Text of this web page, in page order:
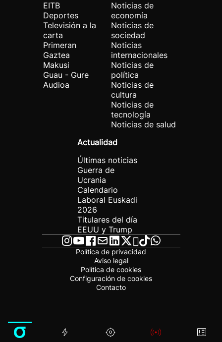
EITB
Deportes
Televisión a la
carta
Primeran
Gaztea
Makusi
Guau - Gure
Audioa
Noticias de
economía
Noticias de
sociedad
Noticias
internacionales
Noticias de
política
Noticias de
cultura
Noticias de
tecnología
Noticias de salud
Actualidad
Últimas noticias
Guerra de
Ucrania
Calendario
Laboral Euskadi
2026
Titulares del día
EEUU y Trump
Política de privacidad
Aviso legal
Política de cookies
Configuración de cookies
Contacto